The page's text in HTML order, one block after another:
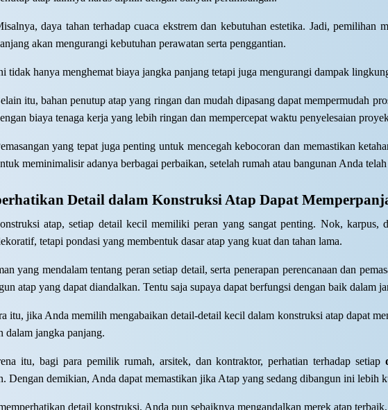
daya tahan terhadap cuaca ekstrem dan kebutuhan estetika. Jadi, pemilihan
akan mengurangi kebutuhan perawatan serta penggantian.
tidak hanya menghemat biaya jangka panjang tetapi juga mengurangi dampak
itu, bahan penutup atap yang ringan dan mudah dipasang dapat mempermudah
biaya tenaga kerja yang lebih ringan dan mempercepat waktu penyelesaian
yang tepat juga penting untuk mencegah kebocoran dan memastikan
meminimalisir adanya berbagai perbaikan, setelah rumah atau bangunan Anda
Detail dalam Konstruksi Atap Dapat
atap, setiap detail kecil memiliki peran yang sangat penting. Nok, karpus,
tetapi pondasi yang membentuk dasar atap yang kuat dan tahan lama.
yang mendalam tentang peran setiap detail, serta penerapan perencanaan dan
atap yang dapat diandalkan. Tentu saja supaya dapat berfungsi dengan baik dalam
itu, jika Anda memilih mengabaikan detail-detail kecil dalam konstruksi atap dapat
dalam jangka panjang.
itu, bagi para pemilik rumah, arsitek, dan kontraktor, perhatian terhadap setiap
Dengan demikian, Anda dapat memastikan jika Atap yang sedang dibangun ini lebih
detail konstruksi, Anda pun sebaiknya mengandalkan merek atap